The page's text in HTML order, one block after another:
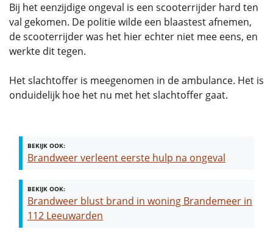
Bij het eenzijdige ongeval is een scooterrijder hard ten
val gekomen. De politie wilde een blaastest afnemen,
de scooterrijder was het hier echter niet mee eens, en
werkte dit tegen.
Het slachtoffer is meegenomen in de ambulance. Het is
onduidelijk hoe het nu met het slachtoffer gaat.
BEKIJK OOK:
Brandweer verleent eerste hulp na ongeval
BEKIJK OOK:
Brandweer blust brand in woning Brandemeer in
112 Leeuwarden